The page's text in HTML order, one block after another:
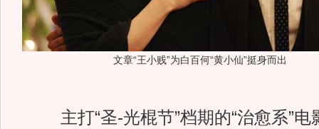
文章“王小贱”为白百何“黄小仙”挺身而出
主打“圣-光棍节”档期的“治愈系”电